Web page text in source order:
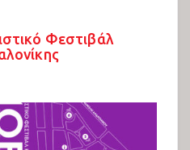
Φεστιβάλ